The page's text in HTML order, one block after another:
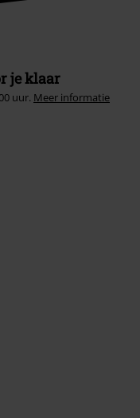
je klaar
uur. Meer informatie